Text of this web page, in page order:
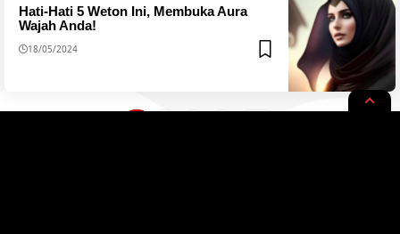
Hati-Hati 5 Weton Ini, Membuka Aura
Wajah Anda!
18/05/2024